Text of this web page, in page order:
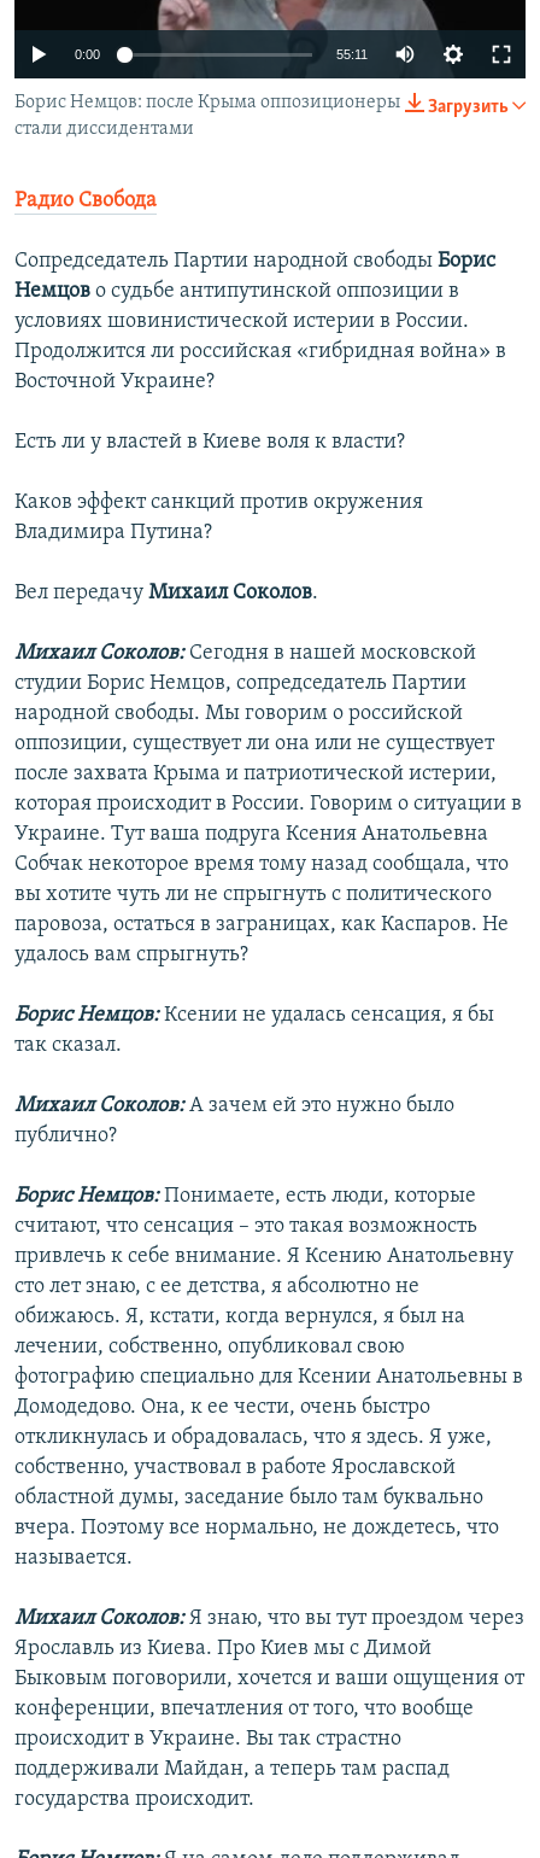
ПОБЕДИТЕЛЕЙ НЕ СУДЯТ?
КРЫМ.НЕПОКОРЕННЫЙ
ELIFBE
ПРИСОЕДИНЯЙТЕСЬ!
Все сайты RFE/RL
0:00 55:11
Загрузить
Борис Немцов: после Крыма оппозиционеры
стали диссидентами
Радио Свобода
Сопредседатель Партии народной свободы Борис
Немцов о судьбе антипутинской оппозиции в
условиях шовинистической истерии в России.
Продолжится ли российская «гибридная война» в
Восточной Украине?
Есть ли у властей в Киеве воля к власти?
Каков эффект санкций против окружения
Владимира Путина?
Вел передачу Михаил Соколов.
Михаил Соколов:Сегодня в нашей московской
студии Борис Немцов, сопредседатель Партии
народной свободы. Мы говорим о российской
оппозиции, существует ли она или не существует
после захвата Крыма и патриотической истерии,
которая происходит в России. Говорим о ситуации в
Украине. Тут ваша подруга Ксения Анатольевна
Собчак некоторое время тому назад сообщала, что
вы хотите чуть ли не спрыгнуть с политического
паровоза, остаться в заграницах, как Каспаров. Не
удалось вам спрыгнуть?
Борис Немцов:Ксении не удалась сенсация, я бы
так сказал.
Михаил Соколов:А зачем ей это нужно было
публично?
Борис Немцов:Понимаете, есть люди, которые
считают, что сенсация – это такая возможность
привлечь к себе внимание. Я Ксению Анатольевну
сто лет знаю, с ее детства, я абсолютно не
обижаюсь. Я, кстати, когда вернулся, я был на
лечении, собственно, опубликовал свою
фотографию специально для Ксении Анатольевны в
Домодедово. Она, к ее чести, очень быстро
откликнулась и обрадовалась, что я здесь. Я уже,
собственно, участвовал в работе Ярославской
областной думы, заседание было там буквально
вчера. Поэтому все нормально, не дождетесь, что
называется.
Михаил Соколов:Я знаю, что вы тут проездом через
Ярославль из Киева. Про Киев мы с Димой
Быковым поговорили, хочется и ваши ощущения от
конференции, впечатления от того, что вообще
происходит в Украине. Вы так страстно
поддерживали Майдан, а теперь там распад
государства происходит.